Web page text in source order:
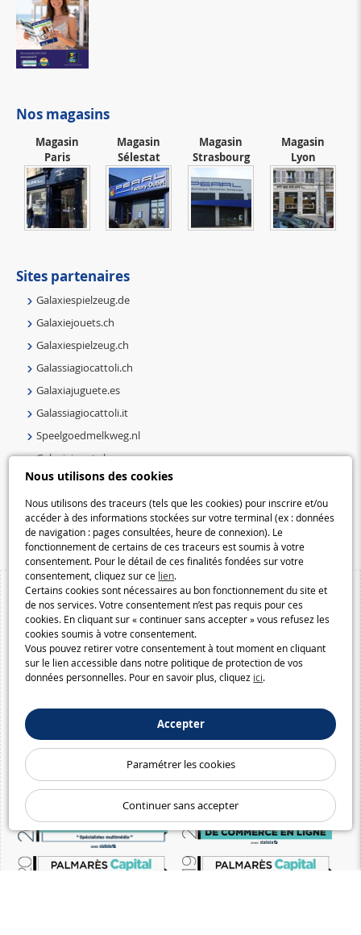
Nous utilisons des cookies
Nous utilisons des traceurs (tels que les cookies) pour inscrire et/ou
accéder à des informations stockées sur votre terminal (ex : données
de navigation : pages consultées, heure de connexion). Le
fonctionnement de certains de ces traceurs est soumis à votre
consentement. Pour le détail de ces finalités fondées sur votre
consentement, cliquez sur ce lien.
Certains cookies sont nécessaires au bon fonctionnement du site et
de nos services. Votre consentement n’est pas requis pour ces
cookies. En cliquant sur « continuer sans accepter » vous refusez les
cookies soumis à votre consentement.
Vous pouvez retirer votre consentement à tout moment en cliquant
sur le lien accessible dans notre politique de protection de vos
données personnelles. Pour en savoir plus, cliquez ici.
Accepter
Paramétrer les cookies
Continuer sans accepter
Nos magasins
Magasin
Paris
Magasin
Sélestat
Magasin
Strasbourg
Magasin
Lyon
Sites partenaires
Galaxiespielzeug.de
Galaxiejouets.ch
Galaxiespielzeug.ch
Galassiagiocattoli.ch
Galaxiajuguete.es
Galassiagiocattoli.it
Speelgoedmelkweg.nl
Galaxiejouets.be
Galaxiespielzeug.be
Speelgoedmelkweg.be
Macway.com